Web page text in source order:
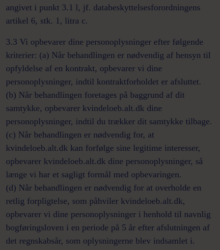
angivet i punkt 3.1 l, jf. databeskyttelsesforordningens
artikel 6, stk. 1, litra c.
3.3 Vi opbevarer dine personoplysninger efter følgende
kriterier: (a) Når behandlingen er nødvendig af hensyn til
opfyldelse af en kontrakt, opbevarer vi dine
personoplysninger, indtil kontraktforholdet er afsluttet.
(b) Når behandlingen foretages på baggrund af dit
samtykke, opbevarer kvindeloeb.alt.dk dine
personoplysninger, indtil du trækker dit samtykke tilbage.
(c) Når behandlingen er nødvendig for, at
kvindeloeb.alt.dk kan forfølge sine legitime interesser,
opbevarer kvindeloeb.alt.dk dine personoplysninger, så
længe vi har et sagligt formål med opbevaringen.
(d) Når behandlingen er nødvendig for at overholde en
retlig forpligtelse, som påhviler kvindeloeb.alt.dk,
opbevarer vi dine personoplysninger i henhold til navnlig
bogføringsloven i en periode på 5 år efter afslutningen af
det regnskabsår, som oplysningerne blev indsamlet i.